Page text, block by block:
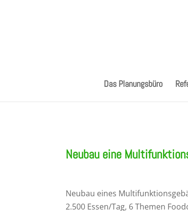
Das Planungsbüro
Neubau eine
Neubau eines
2.500 Essen/Tag, 6 Themen